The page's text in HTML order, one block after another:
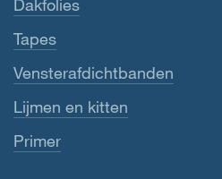
Dakfolies
Tapes
Vensterafdichtbanden
Lijmen en kitten
Primer